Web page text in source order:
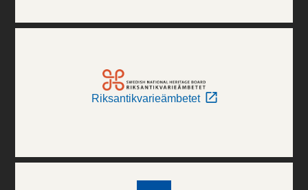
Riksantikvarieämbetet